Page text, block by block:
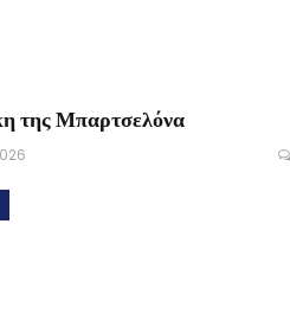
της Μπαρτσελόνα